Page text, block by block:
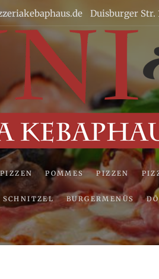
Duisburger Str.
POMMES PIZZEN
SCHNITZEL BURGERMENÜS